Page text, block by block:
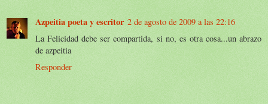
Azpeitia poeta y escritor 2 de agosto de 2009 a las 22:16
La Felicidad debe ser compartida, si no, es otra cosa...un abrazo
de azpeitia
Responder